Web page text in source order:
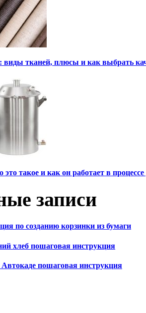
тканей, плюсы и как выбрать
такое и как он работает в
записи
по созданию корзинки из бумаги
хлеб пошаговая инструкция
Автокаде пошаговая инструкция